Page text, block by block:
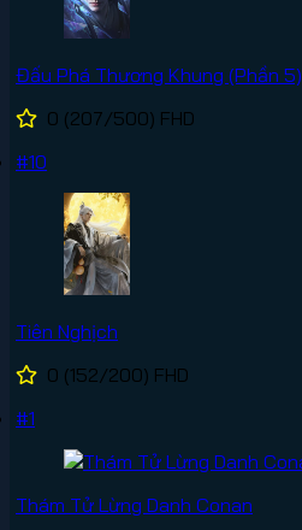
Đấu Phá Thương Khung (Phần 5)
0 (207/500) FHD
#10
Tiên Nghịch
0 (152/200) FHD
#1
Thám Tử Lừng Danh Conan